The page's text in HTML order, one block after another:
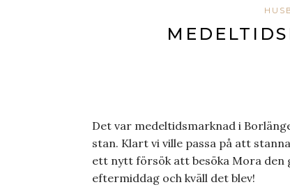
Det var medeltidsmarknad i
stan. Klart vi ville passa på att
ett nytt försök att besöka Mora den
eftermiddag och kväll det blev!